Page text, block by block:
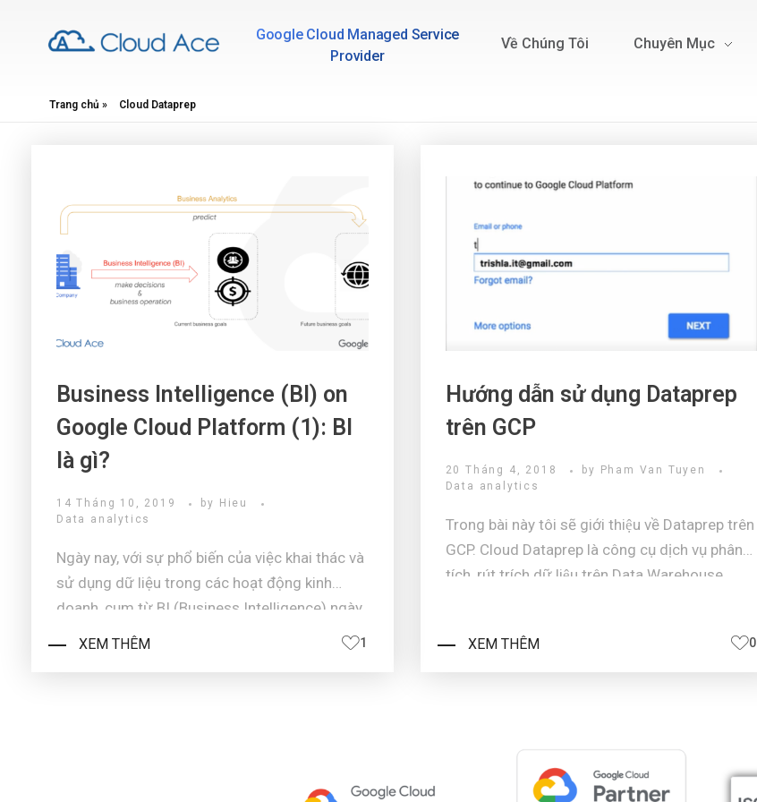
Google Cloud Managed Service
Provider
Về Chúng Tôi Chuyên Mục
Trang chủ » Cloud Dataprep
Business Intelligence (BI) on
Google Cloud Platform (1): BI
là gì?
14 Tháng 10, 2019 by
Hieu
Data analytics
Ngày nay, với sự phổ biến của việc khai thác và
sử dụng dữ liệu trong các hoạt động kinh
doanh, cụm từ BI (Business Intelligence) ngày
càng được biết đến rộng rãi. Tuy nhiên bạn đã
XEM THÊM 1
Hướng dẫn sử dụng Dataprep
trên GCP
20 Tháng 4, 2018 by
Pham Van Tuyen
Data analytics
Trong bài này tôi sẽ giới thiệu về Dataprep trên
GCP. Cloud Dataprep là công cụ dịch vụ phân
tích, rút trích dữ liệu trên Data Warehouse
XEM THÊM 0